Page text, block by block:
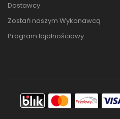
Dostawcy
Zostań naszym Wykonawcą
Program lojalnościowy